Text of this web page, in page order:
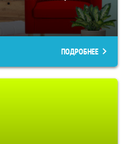
ПОДРОБНЕЕ